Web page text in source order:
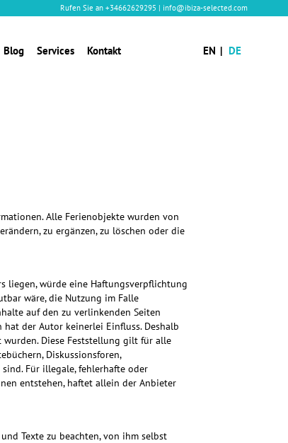
Rufen Sie an +34662629295 | info@ibiza-selected.com
Blog Services Kontakt EN DE
Alle Ferienobjekte wurden von
zu ergänzen, zu löschen oder die
liegen, würde eine Haftungsverpflichtung
wäre, die Nutzung im Falle
auf den zu verlinkenden Seiten
der Autor keinerlei Einfluss. Deshalb
Diese Feststellung gilt für alle
Diskussionsforen,
Für illegale, fehlerhafte oder
entstehen, haftet allein der Anbieter
Texte zu beachten, von ihm selbst